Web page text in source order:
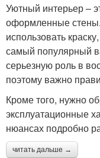
Уютный интерьер –
оформленные
использовать
самый популярный
серьезную роль в
поэтому важно
Кроме того, нужно
эксплуатационные
нюансах подробно
читать дальше →